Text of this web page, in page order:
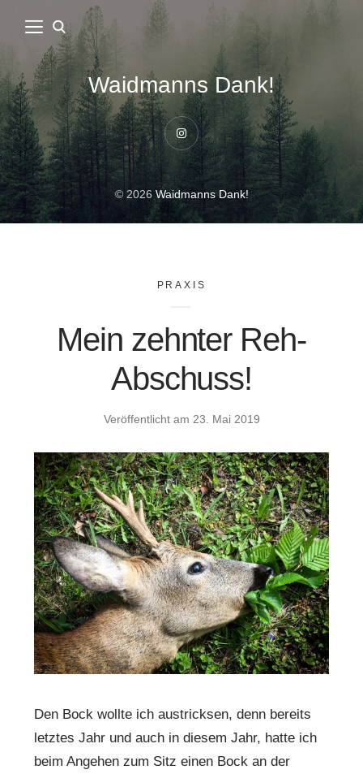
Waidmanns Dank!
Instagram
© 2026Waidmanns Dank!
PRAXIS
Mein zehnter Reh-
Abschuss!
Veröffentlicht am 23. Mai 2019
Den Bock wollte ich austricksen, denn bereits
letztes Jahr und auch in diesem Jahr, hatte ich
beim Angehen zum Sitz einen Bock an der